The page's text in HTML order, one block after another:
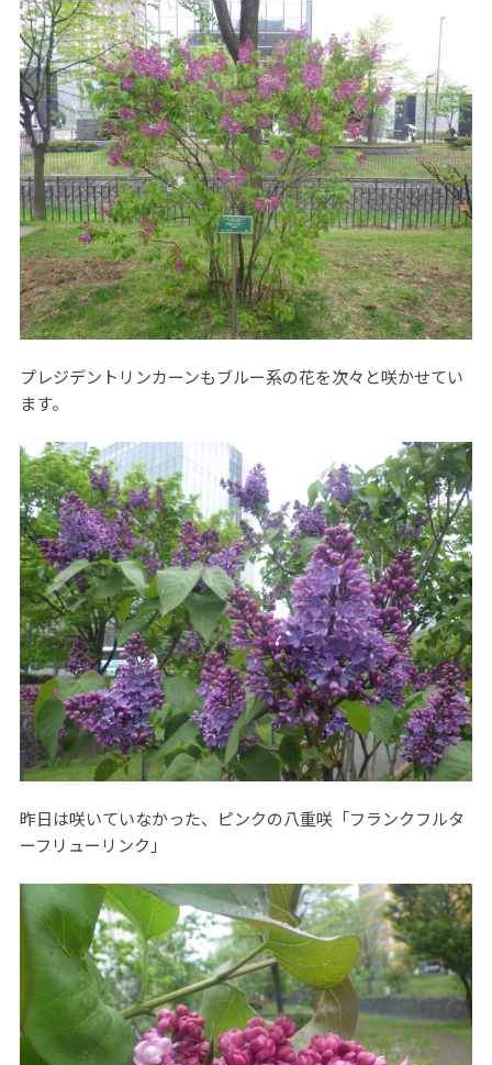
プレジデントリンカーンもブルー系の花を次々と咲かせてい
ます。
昨日は咲いていなかった、ピンクの八重咲「フランクフルタ
ーフリューリンク」